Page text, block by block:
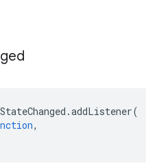
.addListener(
,